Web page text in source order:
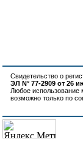
Свидетельство о
ЭЛ N° 77-2909 от 26
Любое использование
возможно только по